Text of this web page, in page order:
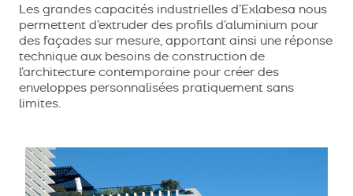
Les grandes capacités industrielles d’Exlabesa nous
permettent d’extruder des profils d’aluminium pour
des façades sur mesure, apportant ainsi une réponse
technique aux besoins de construction de
l’architecture contemporaine pour créer des
enveloppes personnalisées pratiquement sans
limites.